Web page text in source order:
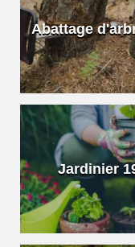
Abattage
Jardinier